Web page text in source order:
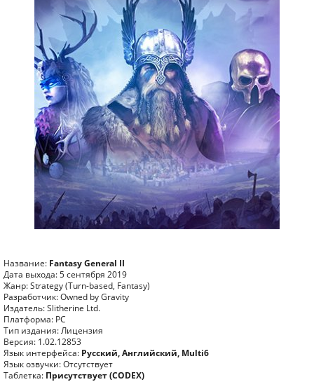
Название: Fantasy General II
Дата выхода: 5 сентября 2019
Жанр: Strategy (Turn-based, Fantasy)
Разработчик: Owned by Gravity
Издатель: Slitherine Ltd.
Платформа: PC
Тип издания: Лицензия
Версия: 1.02.12853
Язык интерфейса: Русский, Английский, Multi6
Язык озвучки: Отсутствует
Таблетка: Присутствует (CODEX)